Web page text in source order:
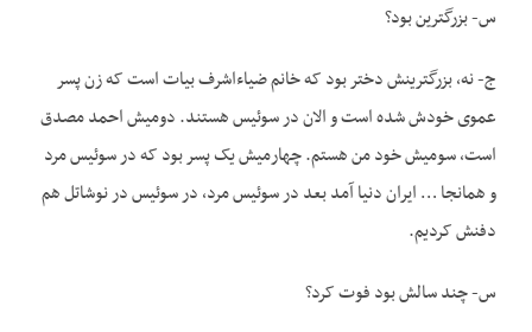
س- بزرگترین بود؟
ج- نه، بزرگترینش دختر بود که خانم ضیاء‌اشرف بیات است که زن پسر
عموی خودش شده است و الان در سوئیس هستند. دومیش احمد مصدق
است، سومیش خود من هستم. چهارمیش یک پسر بود که در سوئیس مرد
و همانجا … ایران دنیا آمد بعد در سوئیس مرد، در سوئیس در نوشاتل هم
دفنش کردیم.
س- چند سالش بود فوت کرد؟